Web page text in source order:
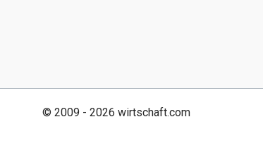
© 2009 - 2026 wirtschaft.com